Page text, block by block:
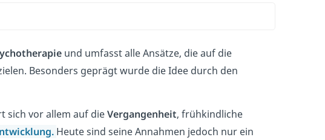
und umfasst alle Ansätze, die auf die
Besonders geprägt wurde die Idee durch den
sich vor allem auf dieVergangenheit, frühkindliche
Heute sind seine Annahmen jedoch nur ein